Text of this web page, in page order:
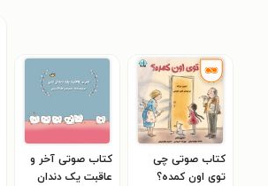
کتاب صوتی چی
توی اون کمده؟
کتاب صوتی آخر و
عاقبت یک دندان